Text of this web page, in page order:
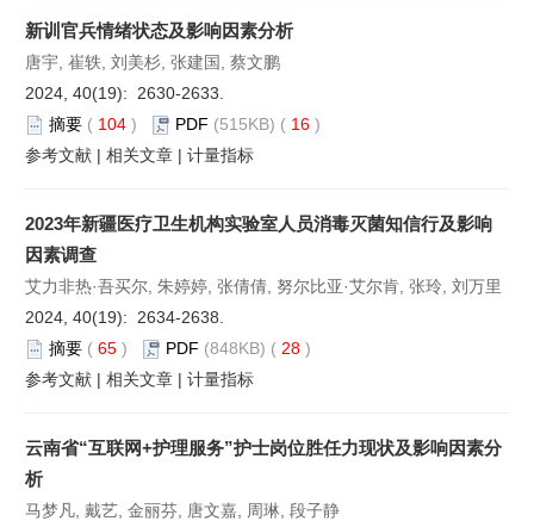
新训官兵情绪状态及影响因素分析
唐宇, 崔轶, 刘美杉, 张建国, 蔡文鹏
2024, 40(19): 2630-2633.
摘要 ( 104 ) PDF (515KB) ( 16 )
参考文献 | 相关文章 | 计量指标
2023年新疆医疗卫生机构实验室人员消毒灭菌知信行及影响
因素调查
艾力非热·吾买尔, 朱婷婷, 张倩倩, 努尔比亚·艾尔肯, 张玲, 刘万里
2024, 40(19): 2634-2638.
摘要 ( 65 ) PDF (848KB) ( 28 )
参考文献 | 相关文章 | 计量指标
云南省“互联网+护理服务”护士岗位胜任力现状及影响因素分
析
马梦凡, 戴艺, 金丽芬, 唐文嘉, 周琳, 段子静